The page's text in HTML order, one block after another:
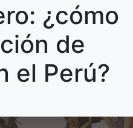
¿cómo
de
el Perú?